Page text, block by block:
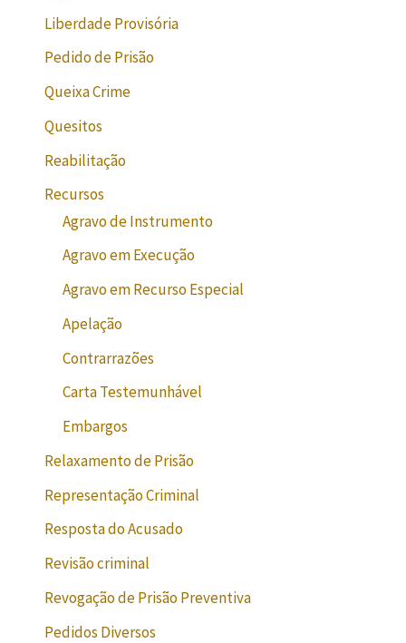
Liberdade Provisória
Pedido de Prisão
Queixa Crime
Quesitos
Reabilitação
Recursos
Agravo de Instrumento
Agravo em Execução
Agravo em Recurso Especial
Apelação
Contrarrazões
Carta Testemunhável
Embargos
Relaxamento de Prisão
Representação Criminal
Resposta do Acusado
Revisão criminal
Revogação de Prisão Preventiva
Pedidos Diversos